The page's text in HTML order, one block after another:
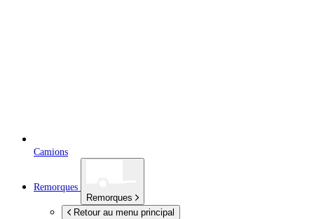
Camions
Remorques
Remorques
Retour au menu principal